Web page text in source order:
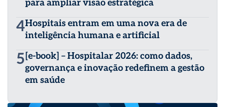
para ampliar visão estratégica
4Hospitais entram em uma nova era de
inteligência humana e artificial
5 [e-book] – Hospitalar 2026: como dados,
governança e inovação redefinem a gestão
em saúde